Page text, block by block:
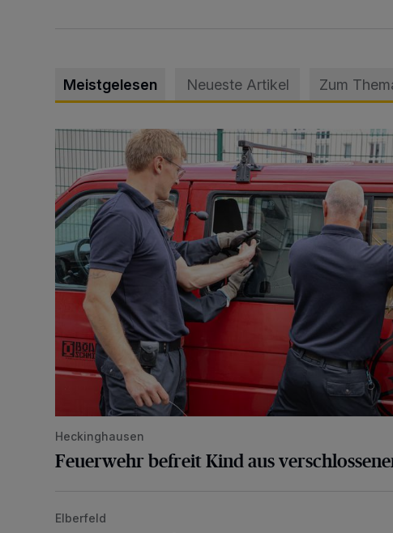
Meistgelesen Neueste Artikel Zum
Feuerwehr befreit Kind aus verschlossenem VW Bulli
Heckinghausen
Feuerwehr befreit Kind aus
Ein neuer Brunnen für die Alte Freiheit
Elberfeld